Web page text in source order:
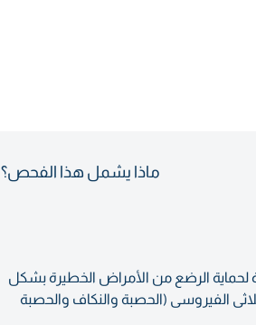
ماذا يشمل هذا الفحص؟
المبكرة لحماية الرضع من الأمراض الخطيرة بشكل
المطعوم الثلاثى البكتيري (الدفتيريا والكزاز والسعال الديكي)٫ مطعوم الثلاثى الفيروسى (الحصبة والنكاف والحصبة